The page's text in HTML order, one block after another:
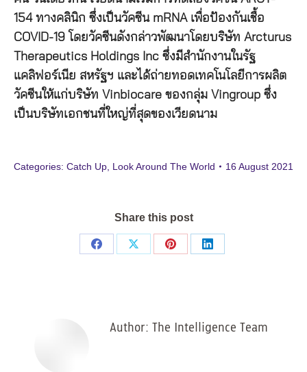
154 ทางคลินิก ซึ่งเป็นวัคซีน mRNA เพื่อป้องกันเชื้อ
COVID-19 โดยวัคซีนดังกล่าวพัฒนาโดยบริษัท Arcturus
Therapeutics Holdings Inc ซึ่งมีสำนักงานในรัฐ
แคลิฟอร์เนีย สหรัฐฯ และได้ถ่ายทอดเทคโนโลยีการผลิต
วัคซีนให้แก่บริษัท Vinbiocare ของกลุ่ม Vingroup ซึ่ง
เป็นบริษัทเอกชนที่ใหญ่ที่สุดของเวียดนาม
Categories: Catch Up, Look Around The World 16 August 2021
Share this post
Share
Share
Share
Share
Author: The Intelligence Team